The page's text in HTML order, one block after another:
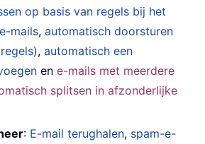
op basis van regels bij het
mails,automatisch doorsturen
,automatisch een
ene-mails met meerdere
splitsen in afzonderlijke
: E-mail terughalen, spam-e-